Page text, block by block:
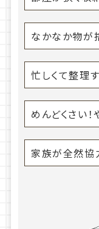
なかなか物が
忙しくて整理
めんどくさい
家族が全然協